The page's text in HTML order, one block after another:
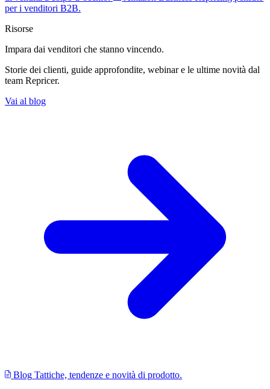
per i venditori B2B.
Risorse
Impara dai venditori che stanno vincendo.
Storie dei clienti, guide approfondite, webinar e le ultime novità dal
team Repricer.
Vai al blog
Blog Tattiche, tendenze e novità di prodotto.